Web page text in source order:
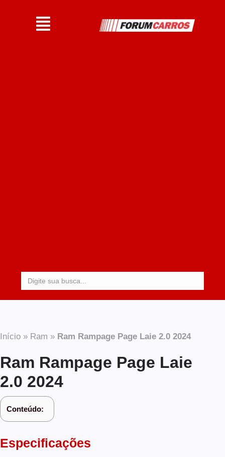
Início » Ram » Ram Rampage Page Laie 2.0 2024
Ram Rampage Page Laie
2.0 2024
Conteúdo:
Especificações